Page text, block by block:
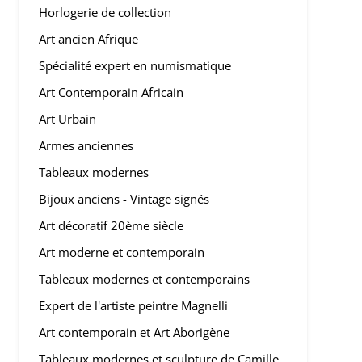
Horlogerie de collection
Art ancien Afrique
Spécialité expert en numismatique
Art Contemporain Africain
Art Urbain
Armes anciennes
Tableaux modernes
Bijoux anciens - Vintage signés
Art décoratif 20ème siècle
Art moderne et contemporain
Tableaux modernes et contemporains
Expert de l'artiste peintre Magnelli
Art contemporain et Art Aborigène